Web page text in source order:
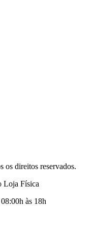
direitos reservados.
Loja Física
às 18h